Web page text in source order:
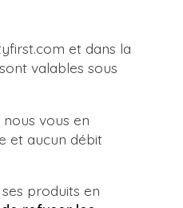
et dans la
valables sous
vous en
et aucun débit
produits en